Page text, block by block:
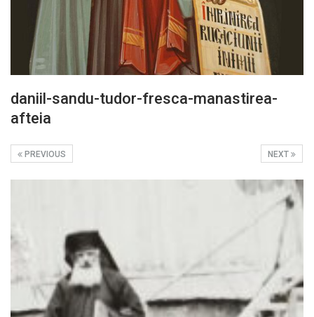
daniil-sandu-tudor-fresca-manastirea-
afteia
NEXT
PREVIOUS